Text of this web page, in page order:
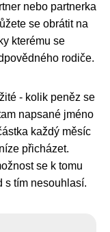
nebo partnerka
se obrátit na
kterému se
rodiče.
- kolik peněz se
napsané jméno
každý měsíc
přicházet.
se k tomu
s tím nesouhlasí.